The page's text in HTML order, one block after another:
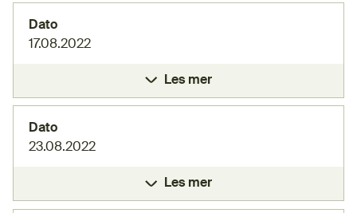
Dato
17.08.2022
Les mer
Dato
23.08.2022
Les mer